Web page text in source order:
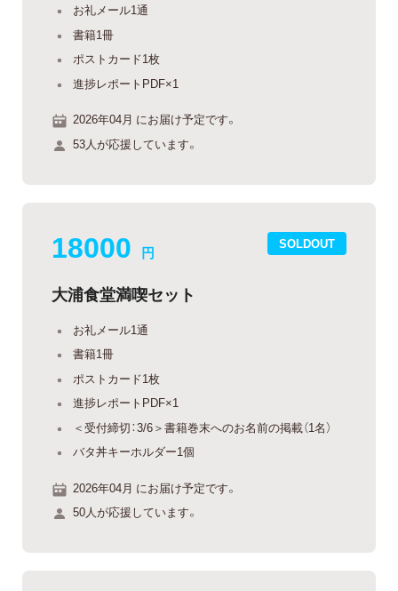
お礼メール1通
書籍1冊
ポストカード1枚
進捗レポートPDF×1
2026年04月 にお届け予定です。
53人が応援しています。
SOLDOUT
18000 円
大浦食堂満喫セット
お礼メール1通
書籍1冊
ポストカード1枚
進捗レポートPDF×1
＜受付締切：3/6＞書籍巻末へのお名前の掲載（1名）
バタ丼キーホルダー1個
2026年04月 にお届け予定です。
50人が応援しています。